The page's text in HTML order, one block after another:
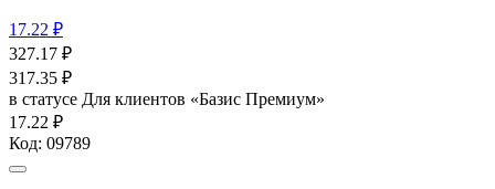
17.22 ₽
327.17 ₽
317.35 ₽
в статусе Для клиентов «Базис Премиум»
17.22 ₽
Код: 09789